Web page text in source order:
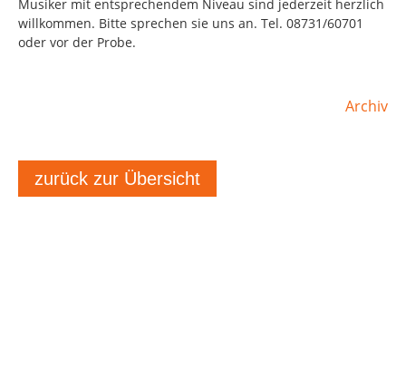
Musiker mit entsprechendem Niveau sind jederzeit herzlich
willkommen. Bitte sprechen sie uns an. Tel. 08731/60701
oder vor der Probe.
Archiv
zurück zur Übersicht